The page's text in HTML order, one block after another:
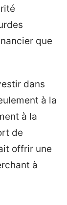
que
dans
à la
à la
de
offrir une
à